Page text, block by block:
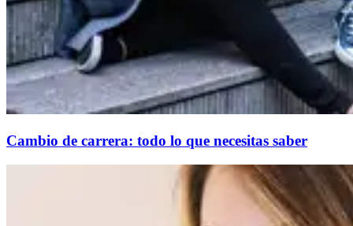
Cambio de carrera: todo lo que necesitas saber